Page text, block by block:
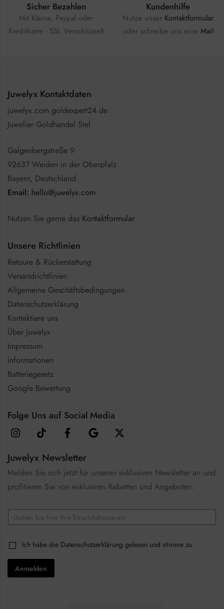
Sicher Bezahlen
Mit Klarna, Paypal oder
Kreditkarte - SSL Verschlüsselt
Kundenhilfe
Nutze unser Kontaktformular
oder schreibe uns eine Mail
Juwelyx Kontaktdaten
juwelyx.com goldexpert24.de
Juwelier Goldhandel Stel
Galgenbergstraße 9
92637 Weiden in der Oberpfalz
Bayern, Deutschland
Email: hello@juwelyx.com
Nutzen Sie gerne das Kontaktformular
Unsere Richtlinien
Retoure & Rückerstattung
Versandrichtlinien
Allgemeine Geschäftsbedingungen
Datenschutzerklärung
Kontaktiere uns
Über Juwelyx
Impressum
Informationen
Batteriegesetz
Google Bewertung
Folge Uns auf Social Media
Juwelyx Newsletter
Melden Sie sich jetzt für unseren exklusiven Newsletter an und
profitieren Sie von exklusiven Rabatten und Angeboten.
m
i
l
C
e
E
m
lC
h
e
k
Ich habe die Datenschutzerklärung gelesen und stimme zu.
Anmelden